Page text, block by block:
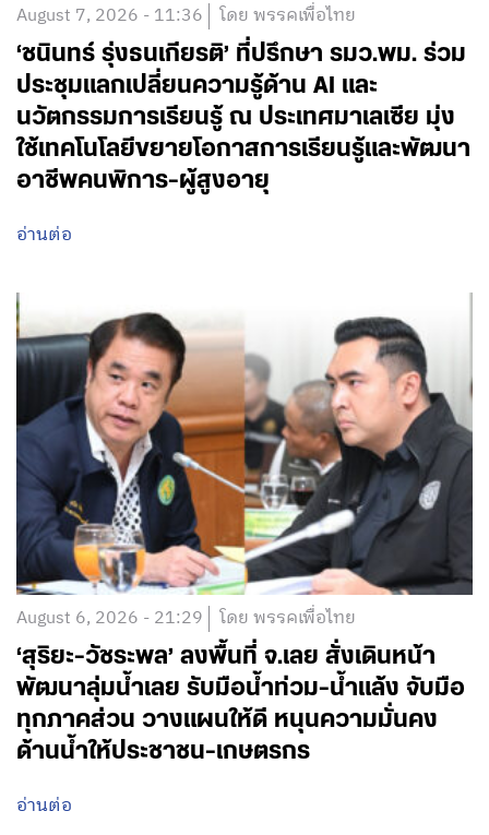
August 7, 2026 - 11:36 โดย พรรคเพื่อไทย
‘ชนินทร์ รุ่งธนเกียรติ’ ที่ปรึกษา รมว.พม. ร่วม
ประชุมแลกเปลี่ยนความรู้ด้าน AI และ
นวัตกรรมการเรียนรู้ ณ ประเทศมาเลเซีย มุ่ง
ใช้เทคโนโลยีขยายโอกาสการเรียนรู้และพัฒนา
อาชีพคนพิการ-ผู้สูงอายุ
อ่านต่อ
August 6, 2026 - 21:29 โดย พรรคเพื่อไทย
‘สุริยะ-วัชระพล’ ลงพื้นที่ จ.เลย สั่งเดินหน้า
พัฒนาลุ่มน้ำเลย รับมือน้ำท่วม-น้ำแล้ง จับมือ
ทุกภาคส่วน วางแผนให้ดี หนุนความมั่นคง
ด้านน้ำให้ประชาชน-เกษตรกร
อ่านต่อ